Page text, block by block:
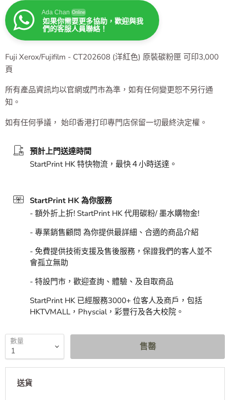
Ada Chan Online
如果你需要更多協助，歡迎與我
們的客服人員聯絡！
Fuji Xerox/Fujifilm - CT202608 (洋紅色) 原裝碳粉匣 可印3,000
頁
所有產品資訊均以官網或門市為準，如有任何變更恕不另行通
知。
如有任何爭議， 始印香港打印專門店保留一切最終決定權。
預計上門送達時間
StartPrint HK 特快物流，最快４小時送達。
StartPrint HK 為你服務
- 額外折上折! StartPrint HK 代用碳粉/ 墨水購物金!
- 專業銷售顧問 為你提供最詳細、合適的商品介紹
- 免費提供技術支援及售後服務，保證我們的客人並不
會孤立無助
- 特設門市，歡迎查詢、體驗、及自取商品
StartPrint HK 已經服務3000+ 位客人及商戶，包括
HKTVMALL，Physcial，彩豐行及各大校院。
數量 售罄
送貨